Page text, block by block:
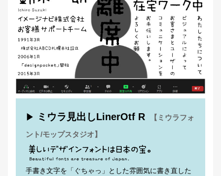
▶ ミウラ見出しLinerOtf R
【ミウラフォ
ント/モップスタジオ】
手書き文字を「ぐちゃっ」とした雰囲気に書き直した